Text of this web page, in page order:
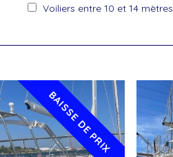
Voiliers entre 10 et 14 mètres
BAISSE DE PRIX